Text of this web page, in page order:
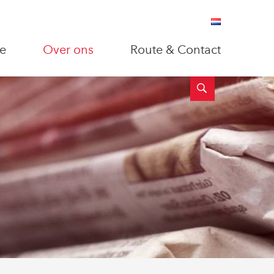
Over ons Route & Contact